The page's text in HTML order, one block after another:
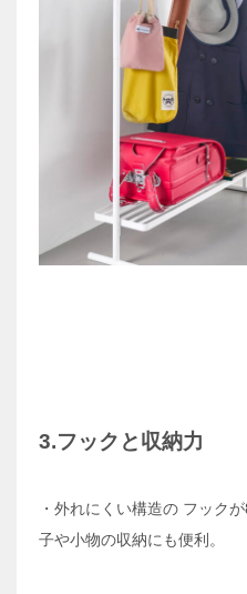
3.フックと収納力
・外れにくい構造の フック
子や小物の収納にも便利。